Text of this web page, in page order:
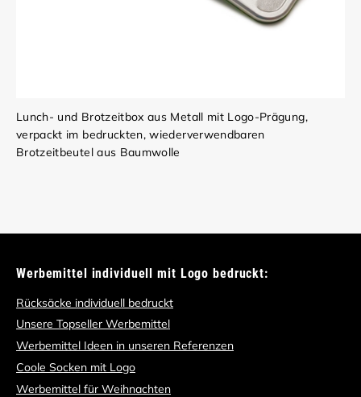
Lunch- und Brotzeitbox aus Metall mit Logo-Prägung,
verpackt im bedruckten, wiederverwendbaren
Brotzeitbeutel aus Baumwolle
Werbemittel individuell mit Logo bedruckt:
Rücksäcke individuell bedruckt
Unsere Topseller Werbemittel
Werbemittel Ideen in unseren Referenzen
Coole Socken mit Logo
Werbemittel für Weihnachten